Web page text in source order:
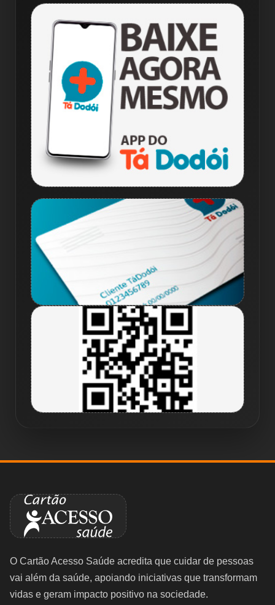
Mockup do aplicativo
QR Code
O Cartão Acesso Saúde acredita que cuidar de pessoas
vai além da saúde, apoiando iniciativas que transformam
vidas e geram impacto positivo na sociedade.